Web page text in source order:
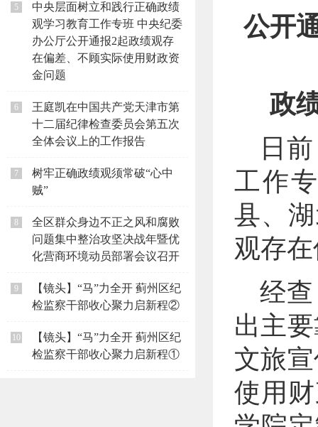
5
中央层面树立和践行正确政绩
观学习教育工作专班 中央纪委
办公厅公开通报2起政绩观存
在偏差、不顾实际使用财政资
金问题
6
王庭凯在中国共产党天津市第
十二届纪律检查委员会第五次
全体会议上的工作报告
7
树牢正确政绩观须常破“心中
贼”
8
全区群众身边不正之风和腐败
问题集中整治攻坚决战年暨优
化营商环境动员部署会议召开
9
【镜头】“马”力全开 蓟州区纪
检监察干部收心聚力启新程②
10
【镜头】“马”力全开 蓟州区纪
检监察干部收心聚力启新程①
公开
政
日
工作
县、
观存
经
出主
文旅
使用